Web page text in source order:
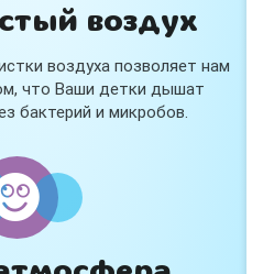
воздух
воздуха позволяет нам
что Ваши детки дышат
бактерий и микробов.